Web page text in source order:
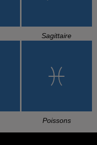
Sagittaire
Poissons